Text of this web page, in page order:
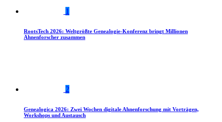
1
RootsTech 2026: Weltgrößte Genealogie-Konferenz bringt Millionen
Ahnenforscher zusammen
2
Genealogica 2026: Zwei Wochen digitale Ahnenforschung mit Vorträgen,
Workshops und Austausch